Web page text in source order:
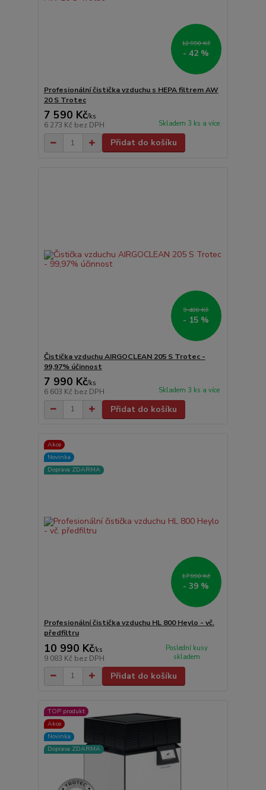
12 990 Kč
- 42 %
Profesionální čistička vzduchu s HEPA filtrem AW
20 S Trotec
7 590 Kč/ks
6 273 Kč bez DPH Skladem 3 ks a více
Přidat do košíku
9 400 Kč
- 15 %
Čistička vzduchu AIRGOCLEAN 205 S Trotec -
99,97% účinnost
7 990 Kč/ks
6 603 Kč bez DPH Skladem 3 ks a více
Přidat do košíku
Akce
Novinka
Doprava ZDARMA
17 990 Kč
- 39 %
Profesionální čistička vzduchu HL 800 Heylo - vč.
předfiltru
10 990 Kč/ks
9 083 Kč bez DPH
Poslední kusy
skladem
Přidat do košíku
TOP produkt
Akce
Novinka
Doprava ZDARMA